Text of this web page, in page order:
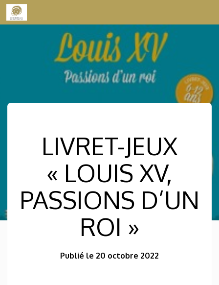
Skip to content
LIVRET-JEUX
« LOUIS XV,
PASSIONS D’UN
ROI »
Publié le 20 octobre 2022